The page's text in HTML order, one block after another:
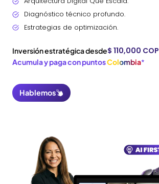
Diagnóstico técnico profundo.
Estrategias de optimización.
Inversión estratégica desde$ 110,000 COP
Acumula y paga con puntosColombia*
Hablemos